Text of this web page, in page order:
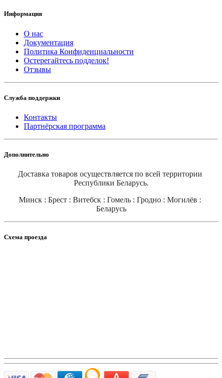
Информация
О нас
Документация
Политика Конфиденциальности
Остерегайтесь подделок!
Отзывы
Служба поддержки
Контакты
Партнёрская программа
Дополнительно
Доставка товаров осуществляется по всей территории
Республики Беларусь.
Минск : Брест : Витебск : Гомель : Гродно : Могилёв :
Беларусь
Схема проезда